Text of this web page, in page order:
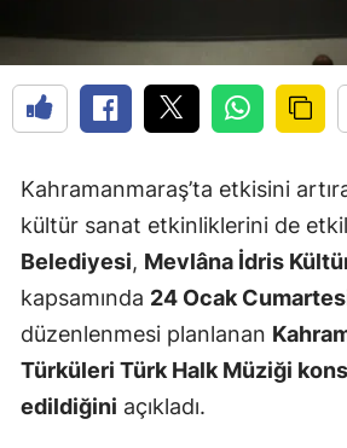
Kahramanmaraş’ta etkisini
kültür sanat etkinliklerini de
Belediyesi, Mevlâna İdris
kapsamında 24 Ocak
düzenlenmesi planlanan
Türküleri Türk Halk Müziği
edildiğini açıkladı.